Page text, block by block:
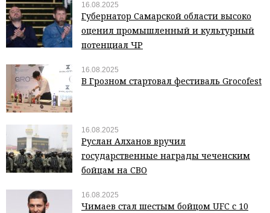
16.08.2025
Губернатор Самарской области высоко
оценил промышленный и культурный
потенциал ЧР
16.08.2025
В Грозном стартовал фестиваль Grocofest
16.08.2025
Руслан Алханов вручил
государственные награды чеченским
бойцам на СВО
16.08.2025
Чимаев стал шестым бойцом UFC с 10